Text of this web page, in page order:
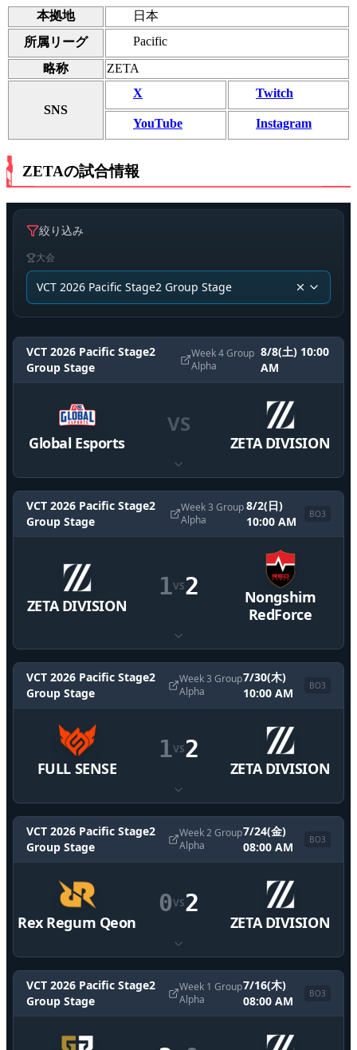
本拠地
日本
所属リーグ
Pacific
略称
ZETA
SNS
X Twitch
YouTube Instagram
ZETAの試合情報
絞り込み
大会
VCT 2026 Pacific Stage2 Group Stage
VCT 2026 Pacific Stage2
Group Stage
Week 4 Group
Alpha
8/8(土) 10:00
AM
Global Esports
VS
ZETA DIVISION
VCT 2026 Pacific Stage2
Group Stage
Week 3 Group
Alpha
8/2(日)
10:00 AM
BO3
ZETA DIVISION
1VS2
Nongshim
RedForce
VCT 2026 Pacific Stage2
Group Stage
Week 3 Group
Alpha
7/30(木)
10:00 AM
BO3
FULL SENSE
1VS2
ZETA DIVISION
VCT 2026 Pacific Stage2
Group Stage
Week 2 Group
Alpha
7/24(金)
08:00 AM
BO3
Rex Regum Qeon
0VS2
ZETA DIVISION
VCT 2026 Pacific Stage2
Group Stage
Week 1 Group
Alpha
7/16(木)
08:00 AM
BO3